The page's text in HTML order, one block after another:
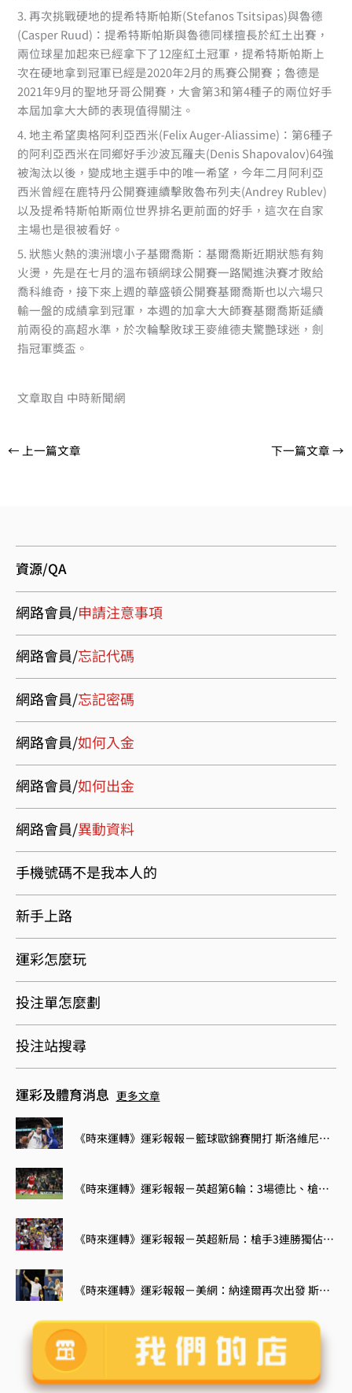
3. 再次挑戰硬地的提希特斯帕斯(Stefanos Tsitsipas)與魯德
(Casper Ruud)：提希特斯帕斯與魯德同樣擅長於紅土出賽，
兩位球星加起來已經拿下了12座紅土冠軍，提希特斯帕斯上
次在硬地拿到冠軍已經是2020年2月的馬賽公開賽；魯德是
2021年9月的聖地牙哥公開賽，大會第3和第4種子的兩位好手
本屆加拿大大師的表現值得關注。
4. 地主希望奧格阿利亞西米(Felix Auger-Aliassime)：第6種子
的阿利亞西米在同鄉好手沙波瓦羅夫(Denis Shapovalov)64強
被淘汰以後，變成地主選手中的唯一希望，今年二月阿利亞
西米曾經在鹿特丹公開賽連續擊敗魯布列夫(Andrey Rublev)
以及提希特斯帕斯兩位世界排名更前面的好手，這次在自家
主場也是很被看好。
5. 狀態火熱的澳洲壞小子基爾喬斯：基爾喬斯近期狀態有夠
火燙，先是在七月的溫布頓網球公開賽一路闖進決賽才敗給
喬科維奇，接下來上週的華盛頓公開賽基爾喬斯也以六場只
輸一盤的成績拿到冠軍，本週的加拿大大師賽基爾喬斯延續
前兩役的高超水準，於次輪擊敗球王麥維德夫驚艷球迷，劍
指冠軍獎盃。
文章取自 中時新聞網
←上一篇文章 下一篇文章→
資源/QA
網路會員/申請注意事項
網路會員/忘記代碼
網路會員/忘記密碼
網路會員/如何入金
網路會員/如何出金
網路會員/異動資料
手機號碼不是我本人的
新手上路
運彩怎麼玩
投注單怎麼劃
投注站搜尋
運彩及體育消息 更多文章
《時來運轉》運彩報報－籃球歐錦賽開打 斯洛維尼亞大戰立陶宛
《時來運轉》運彩報報－英超第6輪：3場德比、槍魔大戰
《時來運轉》運彩報報－英超新局：槍手3連勝獨佔榜首 紅軍未開胡倒數第5
《時來運轉》運彩報報－美網：納達爾再次出發 斯威雅蒂力求回穩